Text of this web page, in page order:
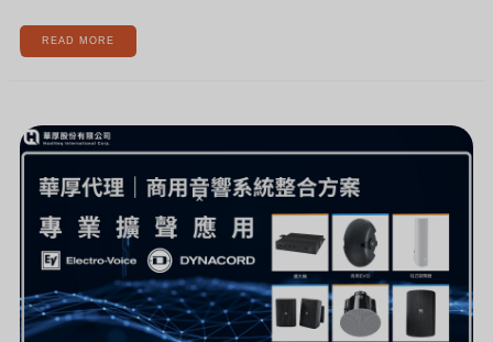
READ MORE
厚
代
理
｜
用
音
響
統
整
合
案
─ELECTRO-
DYNACORD
專
業
擴
聲